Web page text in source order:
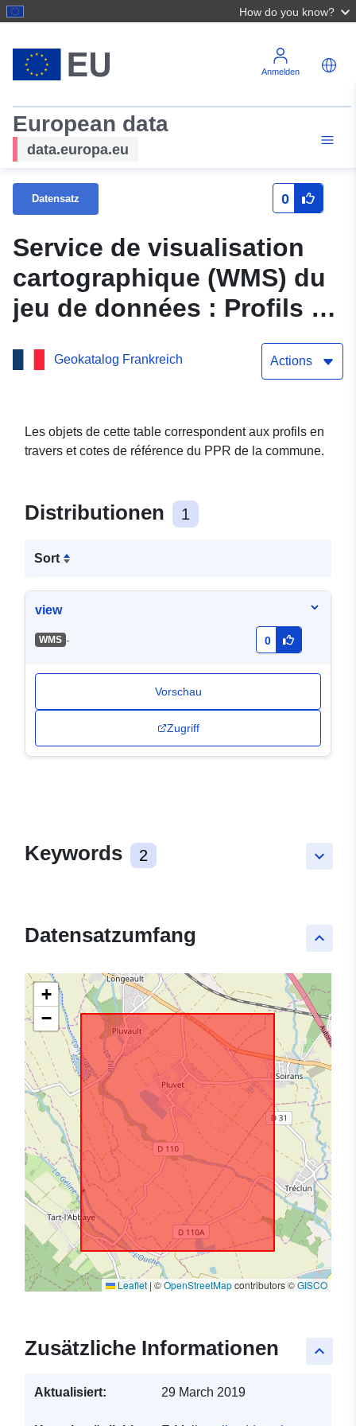
How do you know?
Anmelden
European data
data.europa.eu
Datensatz 0
Service de visualisation
cartographique (WMS) du
jeu de données : Profils en
prévention des risques
commune de Pluvet en
Côte-d'Or (Ponctuel)
Geokatalog Frankreich Actions
Les objets de cette table correspondent aux profils en
travers et cotes de référence du PPR de la commune.
Distributionen 1
Sort
view
WMS - 0
Vorschau
Zugriff
keyboard_arrow_down
Keywords 2
keyboard_arrow_up
Datensatzumfang
+
−
Leaflet | ©OpenStreetMapcontributors ©GISCO
keyboard_arrow_up
Zusätzliche Informationen
Aktualisiert: 29 March 2019